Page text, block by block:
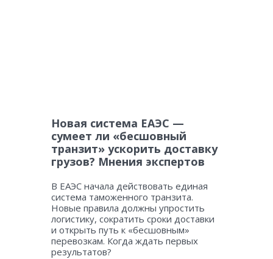
Новая система ЕАЭС —
сумеет ли «бесшовный
транзит» ускорить доставку
грузов? Мнения экспертов
В ЕАЭС начала действовать единая
система таможенного транзита.
Новые правила должны упростить
логистику, сократить сроки доставки
и открыть путь к «бесшовным»
перевозкам. Когда ждать первых
результатов?